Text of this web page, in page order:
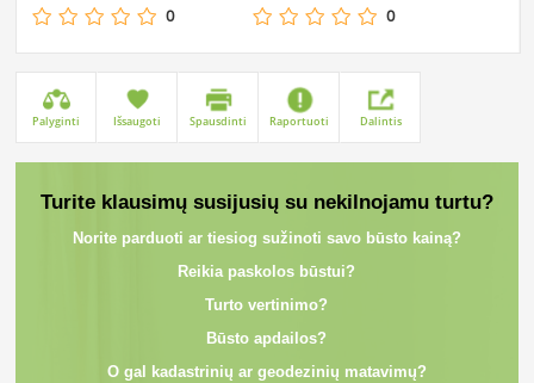
0
0
Palyginti Išsaugoti Spausdinti Raportuoti Dalintis
Turite klausimų susijusių su nekilnojamu turtu?
Norite parduoti ar tiesiog sužinoti savo būsto kainą?
Reikia paskolos būstui?
Turto vertinimo?
Būsto apdailos?
O gal kadastrinių ar geodezinių matavimų?